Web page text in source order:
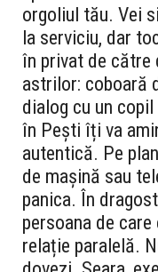
orgoliul tău. Vei
la serviciu, dar
în privat de către
astrilor: coboară
dialog cu un
în Pești îți va
autentică. Pe
de mașină sau
panica. În
persoana de
relație paralelă.